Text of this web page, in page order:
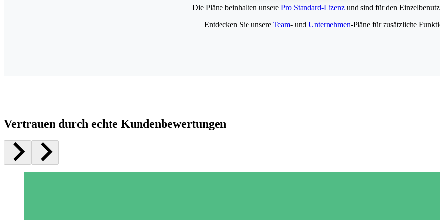
Die Pläne beinhalten unsere Pro Standard-Lizenzund sind für den
Entdecken Sie unsere Team- und Unternehmen-Pläne für zusätzliche
Vertrauen durch echte Kundenbewertungen